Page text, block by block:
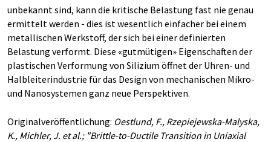
unbekannt sind, kann die kritische Belastung fast nie genau
ermittelt werden - dies ist wesentlich einfacher bei einem
metallischen Werkstoff, der sich bei einer definierten
Belastung verformt. Diese «gutmütigen» Eigenschaften der
plastischen Verformung von Silizium öffnet der Uhren- und
Halbleiterindustrie für das Design von mechanischen Mikro-
und Nanosystemen ganz neue Perspektiven.
Originalveröffentlichung: Oestlund, F., Rzepiejewska-Malyska,
K., Michler, J. et al.; "Brittle-to-Ductile Transition in Uniaxial